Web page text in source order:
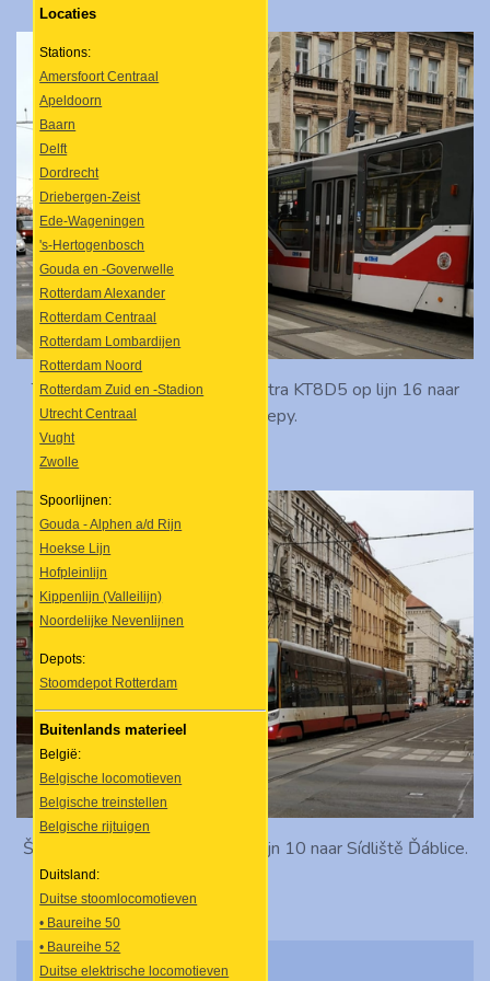
Tramstel 9088 van het type Tatra KT8D5 op lijn 16 naar
Sídliště Řepy.
Škoda 15 T-tramstel 9365 op lijn 10 naar Sídliště Ďáblice.
Locaties
Stations:
Amersfoort Centraal
Apeldoorn
Baarn
Delft
Dordrecht
Driebergen-Zeist
Ede-Wageningen
's-Hertogenbosch
Gouda en -Goverwelle
Rotterdam Alexander
Rotterdam Centraal
Rotterdam Lombardijen
Rotterdam Noord
Rotterdam Zuid en -Stadion
Utrecht Centraal
Vught
Zwolle
Spoorlijnen:
Gouda - Alphen a/d Rijn
Hoekse Lijn
Hofpleinlijn
Kippenlijn (Valleilijn)
Noordelijke Nevenlijnen
Depots:
Stoomdepot Rotterdam
Buitenlands materieel
België:
Belgische locomotieven
Belgische treinstellen
Belgische rijtuigen
Duitsland:
Duitse stoomlocomotieven
• Baureihe 50
• Baureihe 52
Duitse elektrische locomotieven